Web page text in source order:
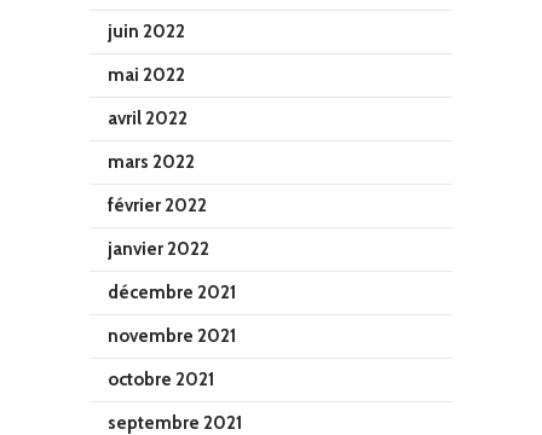
juin 2022
mai 2022
avril 2022
mars 2022
février 2022
janvier 2022
décembre 2021
novembre 2021
octobre 2021
septembre 2021